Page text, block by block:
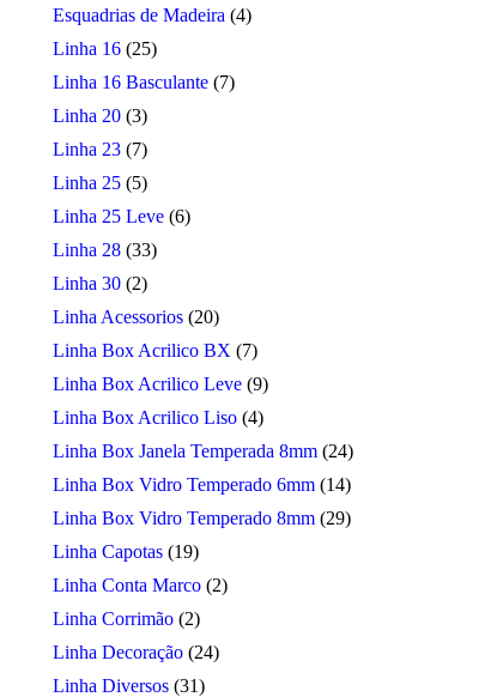
Esquadrias de Madeira (4)
Linha 16 (25)
Linha 16 Basculante (7)
Linha 20 (3)
Linha 23 (7)
Linha 25 (5)
Linha 25 Leve (6)
Linha 28 (33)
Linha 30 (2)
Linha Acessorios (20)
Linha Box Acrilico BX (7)
Linha Box Acrilico Leve (9)
Linha Box Acrilico Liso (4)
Linha Box Janela Temperada 8mm (24)
Linha Box Vidro Temperado 6mm (14)
Linha Box Vidro Temperado 8mm (29)
Linha Capotas (19)
Linha Conta Marco (2)
Linha Corrimão (2)
Linha Decoração (24)
Linha Diversos (31)